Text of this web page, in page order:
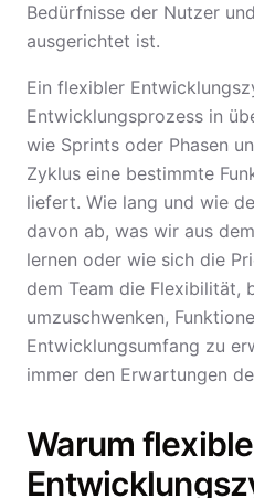
Bedürfnisse der Nutzer
ausgerichtet ist.
Ein flexibler
Entwicklungsprozess in
wie Sprints oder Phasen
Zyklus eine bestimmte
liefert. Wie lang und wie
davon ab, was wir aus
lernen oder wie sich die
dem Team die Flexibilität,
umzuschwenken,
Entwicklungsumfang zu
immer den Erwartungen
Warum flexible